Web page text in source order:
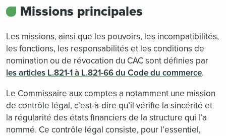
Missions principales
Les missions, ainsi que les pouvoirs, les incompatibilités,
les fonctions, les responsabilités et les conditions de
nomination ou de révocation du CAC sont définies par
les articles L.821-1 à L.821-66 du Code du commerce.
Le Commissaire aux comptes a notamment une mission
de contrôle légal, c’est-à-dire qu’il vérifie la sincérité et
la régularité des états financiers de la structure qui l’a
nommé. Ce contrôle légal consiste, pour l’essentiel,